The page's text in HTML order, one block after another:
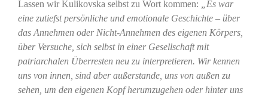
Lassen wir Kulikovska selbst zu Wort kommen:
„Es war
eine zutiefst persönliche und emotionale Geschichte – über
das Annehmen oder Nicht-Annehmen des eigenen Körpers,
über Versuche, sich selbst in einer Gesellschaft mit
patriarchalen Überresten neu zu interpretieren. Wir kennen
uns von innen, sind aber außerstande, uns von außen zu
sehen, um den eigenen Kopf herumzugehen oder hinter uns